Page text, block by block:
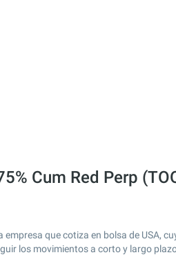
Cum Red Perp
que cotiza en bolsa de USA,
los movimientos a corto y largo